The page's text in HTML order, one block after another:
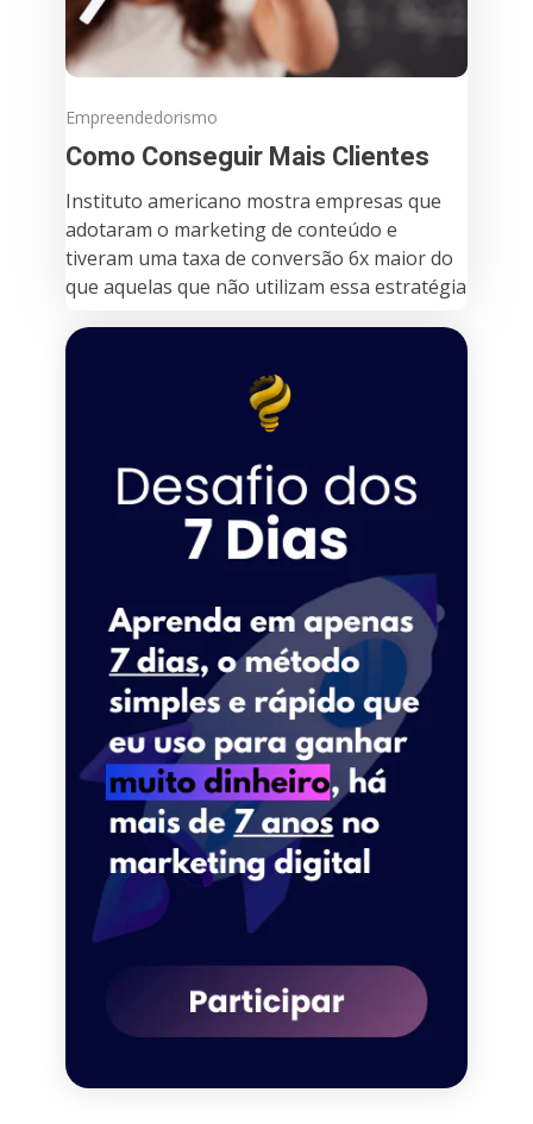
Empreendedorismo
Como Conseguir Mais Clientes
Instituto americano mostra empresas que
adotaram o marketing de conteúdo e
tiveram uma taxa de conversão 6x maior do
que aquelas que não utilizam essa estratégia